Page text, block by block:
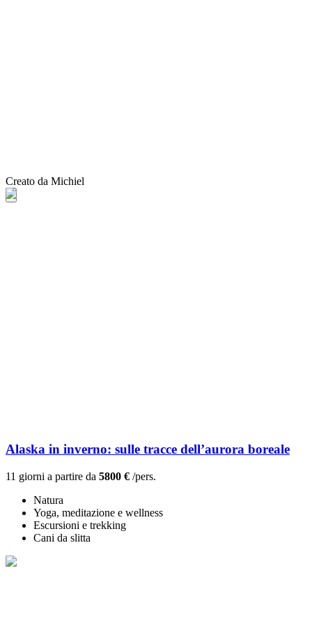
Creato da Michiel
Alaska in inverno: sulle tracce dell’aurora boreale
11 giorni a partire da 5800 € /pers.
Natura
Yoga, meditazione e wellness
Escursioni e trekking
Cani da slitta